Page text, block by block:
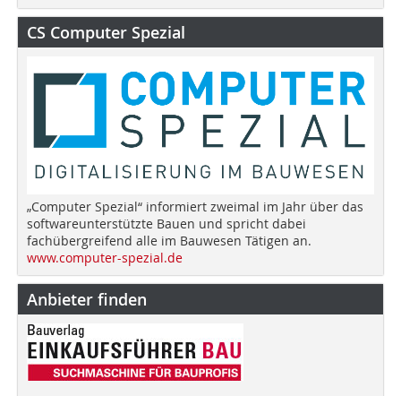
CS Computer Spezial
„Computer Spezial“ informiert zweimal im Jahr über das
softwareunterstützte Bauen und spricht dabei
fachübergreifend alle im Bauwesen Tätigen an.
www.computer-spezial.de
Anbieter finden